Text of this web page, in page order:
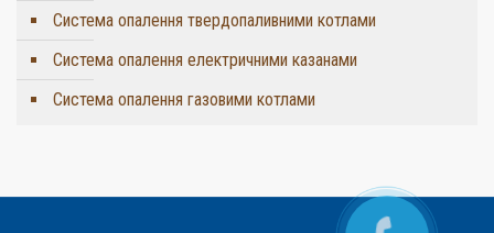
Система опалення твердопаливними котлами
Система опалення електричними казанами
Система опалення газовими котлами